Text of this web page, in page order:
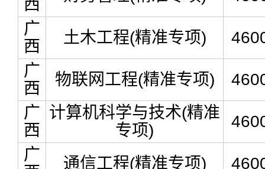
西
广
西
土木工程(精准专项)
广
西
物联网工程(精准专项)
广
西
计算机科学与技术(精准
专项)
广
通信工程(精准专项)